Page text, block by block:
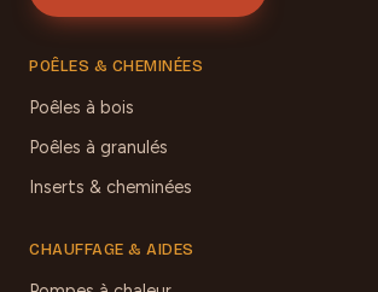
POÊLES & CHEMINÉES
Poêles à bois
Poêles à granulés
Inserts & cheminées
CHAUFFAGE & AIDES